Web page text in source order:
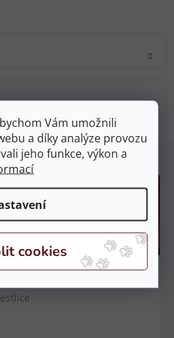
Vám umožnili
a díky analýze provozu
jeho funkce, výkon a
prodejny